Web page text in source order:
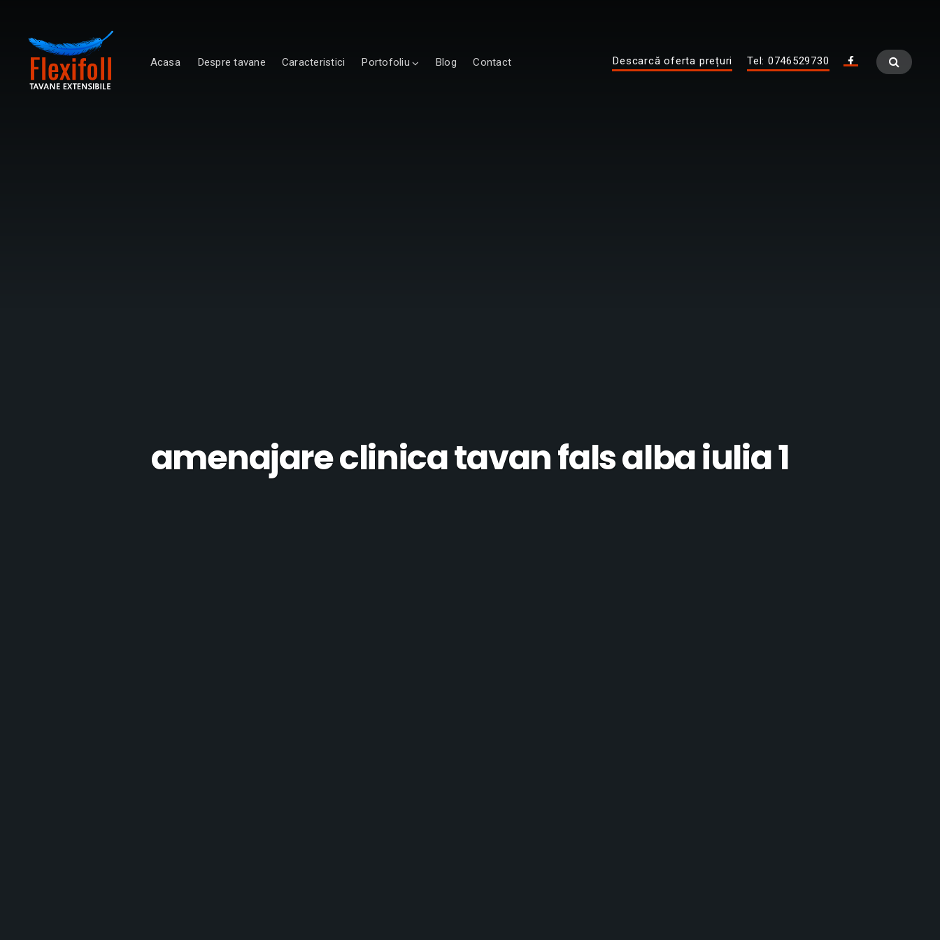
Acasa Despre tavane Caracteristici Portofoliu Blog Contact Descarcă oferta prețuri
Tel: 0746529730
amenajare clinica tavan fals alba iulia 1